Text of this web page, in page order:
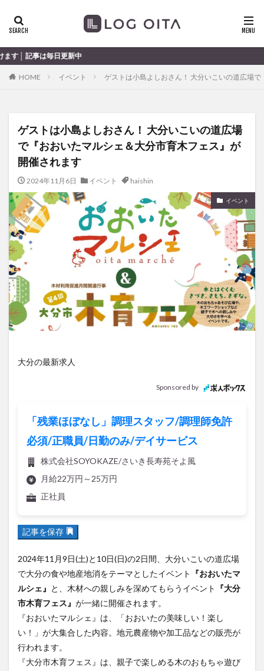
新中
HOME イベント ゲストは小島よしおさん！ 大分いこいの道広場
ゲストは小島よしおさん！ 大分いこいの道広場
で『おおいたマルシェ＆大分市育木フェス』が
開催されます
2024年11月6日 イベント haishin
イベント
大分の最新求人
Sponsored by
「残業ほぼなし」調理スタッフ/調理師免許
必須/正職員/日勤のみ/デイサービス
株式会社SOYOKAZE/さいき長寿苑そよ風
月給22万円～25万円
正社員
記事を保存
2024年11月9日(土)と10日(日)の2日間、大分いこいの道広場
で大分の食や地産地消をテーマとしたイベント
『おおいたマ
ルシェ』 と、木材への親しみを深めてもらうイベント
『大分
市木育フェス』 が一緒に開催されます。
『おおいたマルシェ』は、「おおいたの美味しい！楽し
い！」が大集合した内容。地元農産物や加工品などの販売が
行われます。
『大分市木育フェス』は、親子で楽しめる木のおもちゃ遊び
ディナー
haishin
haisin haisnin hasihin
hasishin
hishin
hqaishin JR kaiten
line
OPA
Paypay
あじさい
いちご うみたまご
お土産
お弁当 かき氷
からあげ
くじゅう連山
ねとらぼ
ひまわり
ふるさと納税
まつり まとめ
わさだタウン
わったん
アイススケート
アウトドア
アサイーボウル
アフリカンサファリ
アミュプラザおおいた
アレンジレシピ
アートプラザ
イタリア料理
イベント
イルミネーション
インド料理
グルメ
スタバ
セレクトショップ
ソフトクリーム
チキンカレー
テイクアウト
テレビ
トキハ本店
ハロウィン
ハンバーガー
ハンバーグ
ハーモニーランド
パン
フルーツ
ヘルシー
ペスカトーレ
ペット
ホーバークラフト
ミヤマキリシマ
ラクテンチ
ラバーダック
ランチ ラーメン
リニューアル
リンクスクエア
レトロ
レンタサイクル
中央町
中津市 中華料理 九重町
休業
佐伯市
保護猫
催事 公園 冬 初詣
別府